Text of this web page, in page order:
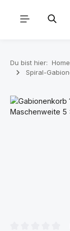
Du bist hier: Home
Spiral-
Bildergalerie